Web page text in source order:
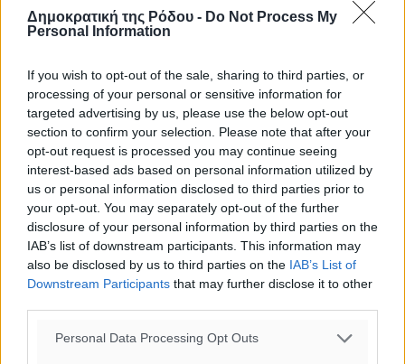
Δημοκρατική της Ρόδου - Do Not Process My
Personal Information
If you wish to opt-out of the sale, sharing to third parties, or
processing of your personal or sensitive information for
targeted advertising by us, please use the below opt-out
section to confirm your selection. Please note that after your
opt-out request is processed you may continue seeing
interest-based ads based on personal information utilized by
us or personal information disclosed to third parties prior to
your opt-out. You may separately opt-out of the further
disclosure of your personal information by third parties on the
IAB’s list of downstream participants. This information may
also be disclosed by us to third parties on the IAB’s List of
Downstream Participants that may further disclose it to other
Personal Data Processing Opt Outs
Δείτε περισσότερα άρθρα μας στα αποτελέσματα αναζήτησης
Add Dimokratiki.gr on Google ↗
Ακολουθήστε μας στο Google News ★ ↗
Στο Google News πατήστε ★ Ακολουθήστε